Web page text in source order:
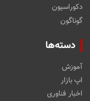
دکوراسیون
گوناگون
دسته‌ها
آموزش
اپ بازار
اخبار فناوری